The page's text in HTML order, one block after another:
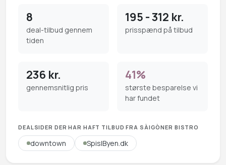
8
deal-tilbud gennem
tiden
195 - 312 kr.
prisspænd på tilbud
236 kr.
gennemsnitlig pris
41%
største besparelse vi
har fundet
DEALSIDER DER HAR HAFT TILBUD FRA SÀIGÒNER BISTRO
downtown SpisIByen.dk